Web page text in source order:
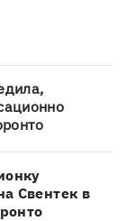
Свентек в